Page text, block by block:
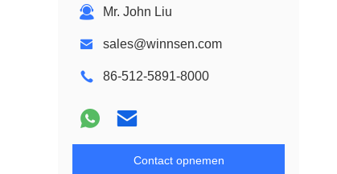
Mr. John Liu
sales@winnsen.com
86-512-5891-8000
Contact opnemen